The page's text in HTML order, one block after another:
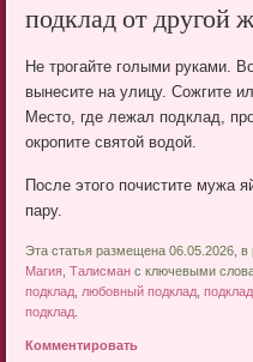
подклад от
Не трогайте голыми руками.
вынесите на улицу. Сожгите
Место, где лежал подклад,
окропите святой водой.
После этого почистите мужа
пару.
Эта статья размещена 06.05.2026, в
Магия ,Талисман с ключевыми
подклад любовный подклад ,подклад
подклад
Комментировать